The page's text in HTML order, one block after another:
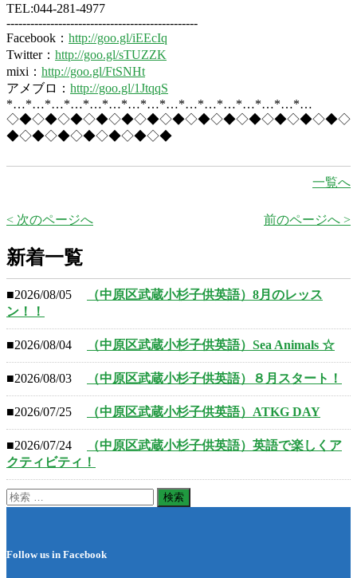
TEL:044-281-4977
------------------------------------------------
Facebook： http://goo.gl/iEEcIq
Twitter： http://goo.gl/sTUZZK
mixi： http://goo.gl/FtSNHt
アメブロ： http://goo.gl/1JtqqS
*…*…*…*…*…*…*…*…*…*…*…*…*…*…*…*…
◇◆◇◆◇◆◇◆◇◆◇◆◇◆◇◆◇◆◇◆◇◆◇◆◇◆◇
◆◇◆◇◆◇◆◇◆◇◆◇◆
一覧へ
< 次のページへ 前のページへ >
新着一覧
■2026/08/05
（中原区武蔵小杉子供英語）8月のレッス
ン！！
■2026/08/04 （中原区武蔵小杉子供英語）Sea Animals ☆
■2026/08/03 （中原区武蔵小杉子供英語）８月スタート！
■2026/07/25 （中原区武蔵小杉子供英語）ATKG DAY
■2026/07/24
（中原区武蔵小杉子供英語）英語で楽しくア
クティビティ！
検
索:
Follow us in Facebook